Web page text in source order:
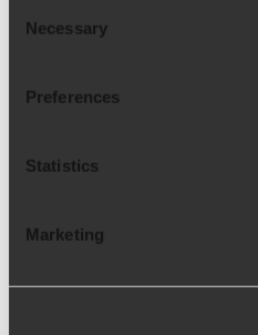
Selection
Necessary
Preferences
Statistics
Marketing
Factures »,
son client en
Toutes ces opérations
dans le logiciel.